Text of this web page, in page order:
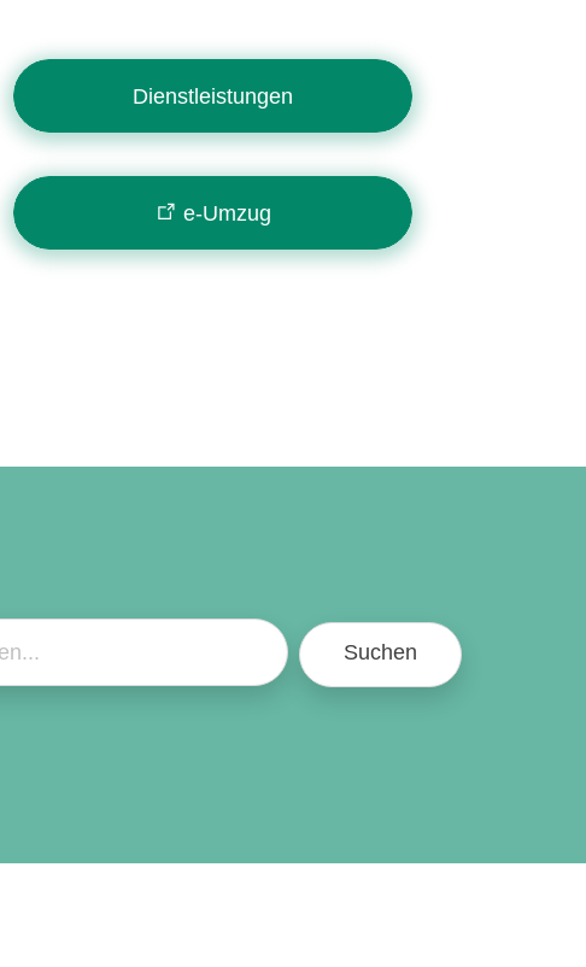
Dienstleistungen
e-Umzug
Suchen